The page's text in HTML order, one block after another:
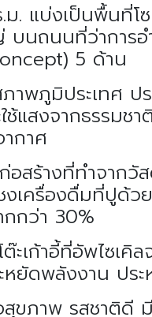
. แบ่งเป็นพื้นที่
นถนนที่ว่าการอ
5 ด้าน
พภูมิประเทศ ป
แสงจากธรรมช
กาศ
ร้างที่ทำจากวัส
เครื่องดื่มที่ปูด้ว
กกว่า 30%
ะเก้าอี้ที่อัพไซเ
ยัดพลังงาน ปร
ขภาพ รสชาติดี